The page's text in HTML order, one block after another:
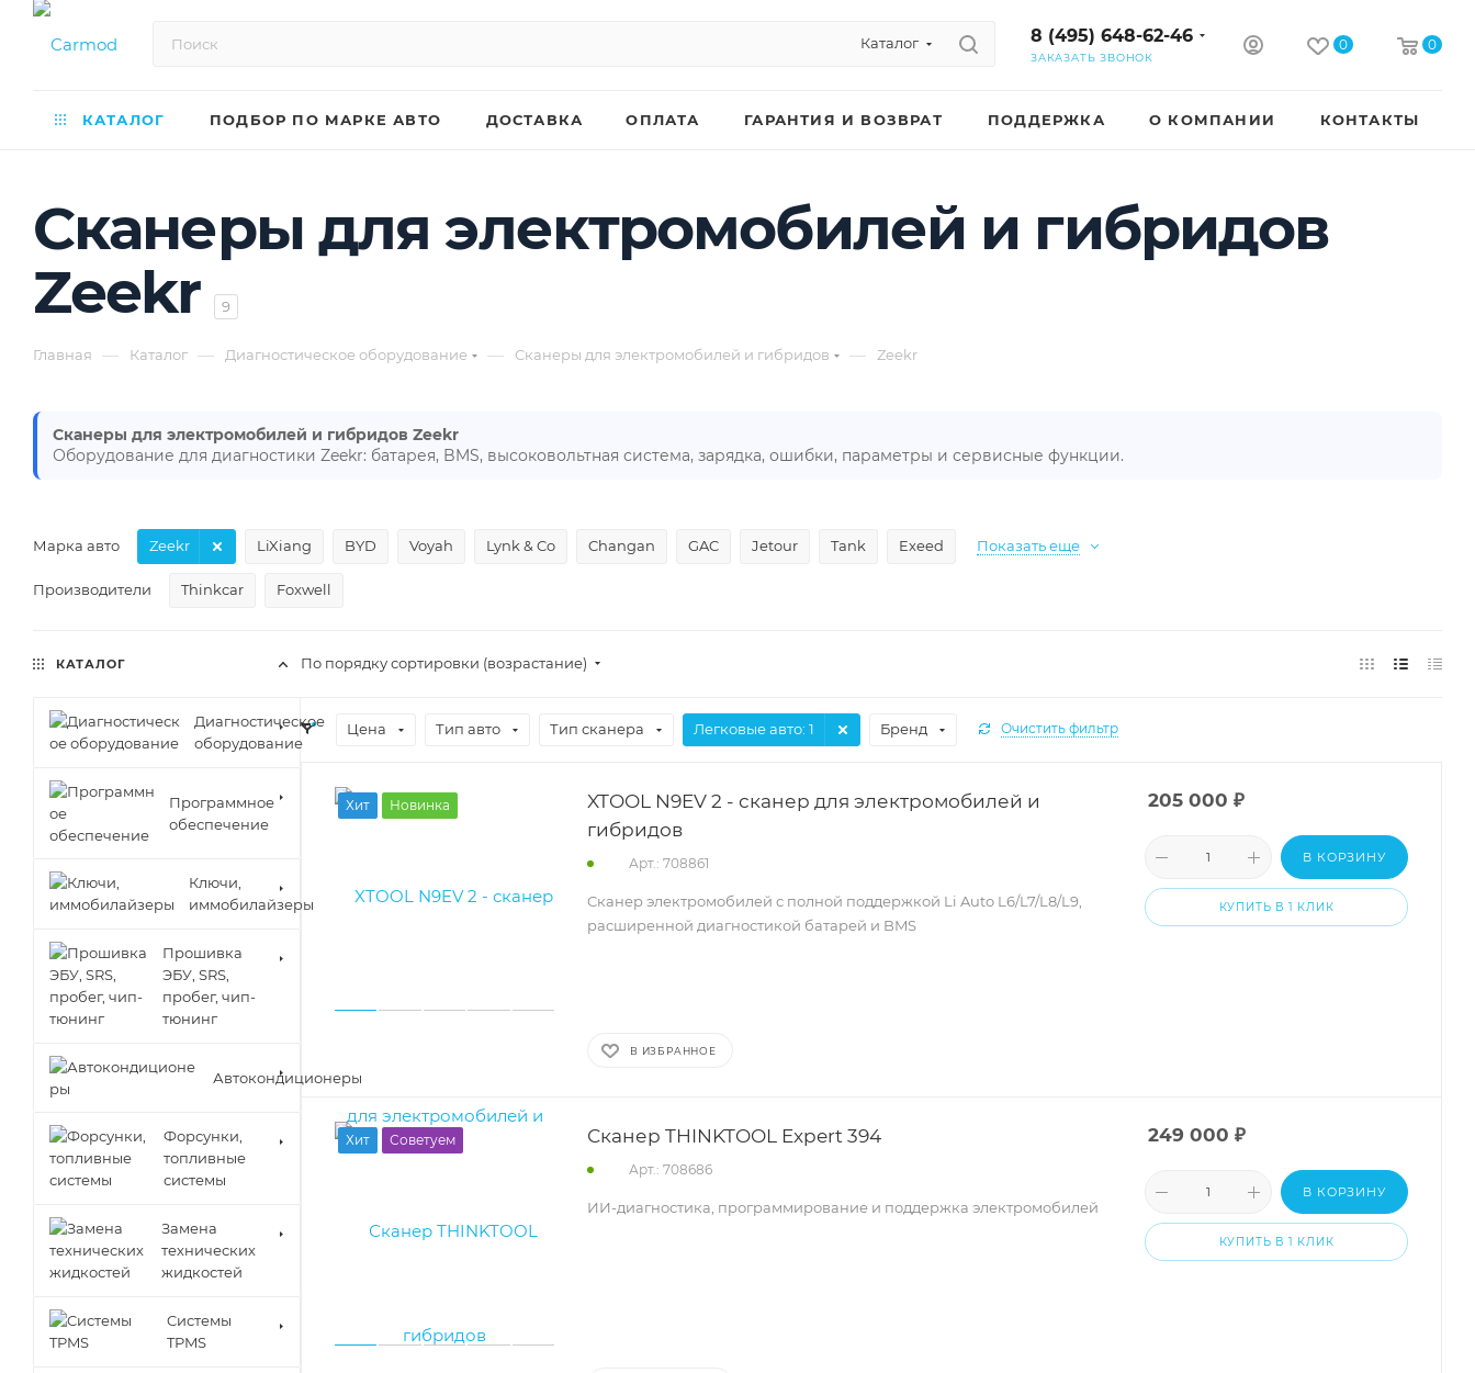
Каталог 8 (495) 648-62-46
ЗАКАЗАТЬ ЗВОНОК
0 0
КАТАЛОГ ПОДБОР ПО МАРКЕ АВТО ДОСТАВКА ОПЛАТА ГАРАНТИЯ И ВОЗВРАТ ПОДДЕРЖКА О КОМПАНИИ КОНТАКТЫ
Сканеры для электромобилей и гибридов
Zeekr
9
Главная — Каталог — Диагностическое оборудование — Сканеры для электромобилей и гибридов — Zeekr
Сканеры для электромобилей и гибридов Zeekr
Оборудование для диагностики Zeekr: батарея, BMS, высоковольтная система, зарядка, ошибки, параметры и сервисные функции.
Марка авто LiXiang
Zeekr BYD Voyah Lynk & Co Changan GAC Jetour Tank Exeed Показать еще
Производители Thinkcar Foxwell
По порядку сортировки (возрастание)
Цена Тип авто Тип сканера Легковые авто: 1 Бренд Очистить фильтр
Хит Новинка
XTOOL N9EV 2 - сканер для электромобилей и
гибридов
Арт.: 708861
Сканер электромобилей с полной поддержкой Li Auto L6/L7/L8/L9,
расширенной диагностикой батарей и BMS
В ИЗБРАННОЕ
205 000 ₽
В КОРЗИНУ
КУПИТЬ В 1 КЛИК
Хит Советуем Сканер THINKTOOL Expert 394
Арт.: 708686
ИИ-диагностика, программирование и поддержка электромобилей
249 000 ₽
В КОРЗИНУ
КУПИТЬ В 1 КЛИК
КАТАЛОГ
Диагностическое
оборудование
Программное
обеспечение
Ключи,
иммобилайзеры
Прошивка
ЭБУ, SRS,
пробег, чип-
тюнинг
Автокондиционеры
Форсунки,
топливные
системы
Замена
технических
жидкостей
Cистемы
TPMS